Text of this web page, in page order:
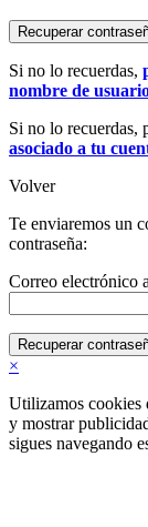
Recuperar
Si no lo recuerdas,
nombre de
Si no lo recuerdas,
asociado a tu
Volver
Te enviaremos un
contraseña:
Correo electrónico
Recuperar
×
Utilizamos cookies
y mostrar
sigues navegando